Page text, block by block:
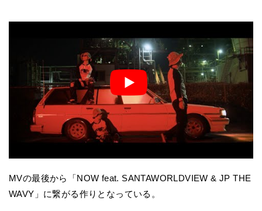
MVの最後から「NOW feat. SANTAWORLDVIEW & JP THE
WAVY」に繋がる作りとなっている。